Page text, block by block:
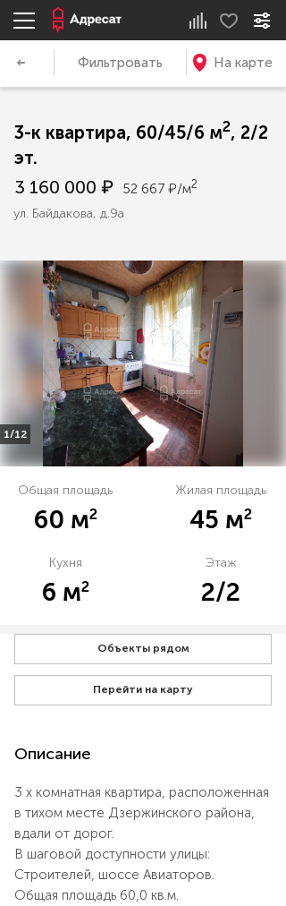
Фильтровать На карте
3-к квартира, 60/45/6 м2, 2/2
эт.
3 160 000 ₽
52 667 ₽/м2
ул. Байдакова, д.9а
1/12
Общая площадь
60 м2
Жилая площадь
45 м2
Кухня
6 м2
Этаж
2/2
Объекты рядом
Перейти на карту
Описание
3 х комнатная квартира, расположенная
в тихом месте Дзержинского района,
вдали от дорог.
В шаговой доступности улицы:
Строителей, шоссе Авиаторов.
Общая площадь 60,0 кв.м.